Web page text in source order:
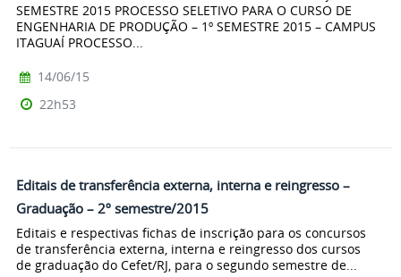
SEMESTRE 2015 PROCESSO SELETIVO PARA O CURSO DE
ENGENHARIA DE PRODUÇÃO – 1º SEMESTRE 2015 – CAMPUS
ITAGUAÍ PROCESSO...
14/06/15
22h53
Editais de transferência externa, interna e reingresso –
Graduação – 2º semestre/2015
Editais e respectivas fichas de inscrição para os concursos
de transferência externa, interna e reingresso dos cursos
de graduação do Cefet/RJ, para o segundo semestre de...